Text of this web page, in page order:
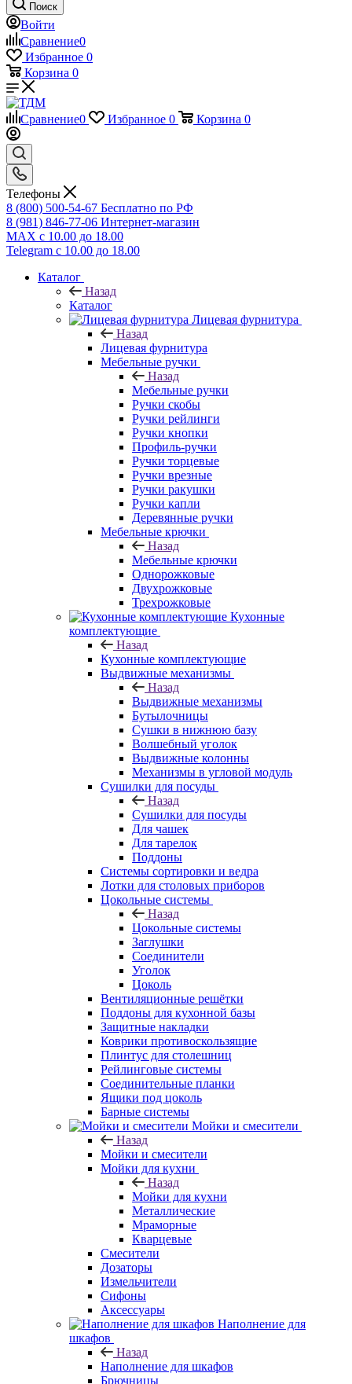
Поиск
Войти
Сравнение0
Избранное 0
Корзина 0
Сравнение0 Избранное 0 Корзина 0
Телефоны
8 (800) 500-54-67 Бесплатно по РФ
8 (981) 846-77-06 Интернет-магазин
MAX с 10.00 до 18.00
Telegram с 10.00 до 18.00
Каталог
Назад
Каталог
Лицевая фурнитура
Назад
Лицевая фурнитура
Мебельные ручки
Назад
Мебельные ручки
Ручки скобы
Ручки рейлинги
Ручки кнопки
Профиль-ручки
Ручки торцевые
Ручки врезные
Ручки ракушки
Ручки капли
Деревянные ручки
Мебельные крючки
Назад
Мебельные крючки
Однорожковые
Двухрожковые
Трехрожковые
Кухонные
комплектующие
Назад
Кухонные комплектующие
Выдвижные механизмы
Назад
Выдвижные механизмы
Бутылочницы
Сушки в нижнюю базу
Волшебный уголок
Выдвижные колонны
Механизмы в угловой модуль
Сушилки для посуды
Назад
Сушилки для посуды
Для чашек
Для тарелок
Поддоны
Системы сортировки и ведра
Лотки для столовых приборов
Цокольные системы
Назад
Цокольные системы
Заглушки
Соединители
Уголок
Цоколь
Вентиляционные решётки
Поддоны для кухонной базы
Защитные накладки
Коврики противоскользящие
Плинтус для столешниц
Рейлинговые системы
Соединительные планки
Ящики под цоколь
Барные системы
Мойки и смесители
Назад
Мойки и смесители
Мойки для кухни
Назад
Мойки для кухни
Металлические
Мраморные
Кварцевые
Смесители
Дозаторы
Измельчители
Сифоны
Аксессуары
Наполнение для
шкафов
Назад
Наполнение для шкафов
Брючницы